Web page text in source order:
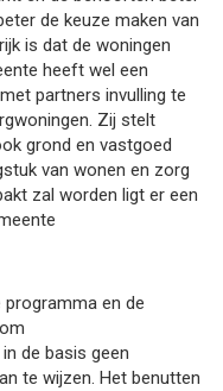
de keuze maken van
is dat de woningen
heeft wel een
partners invulling te
Zij stelt
grond en vastgoed
van wonen en zorg
zal worden ligt er een
programma en de
de basis geen
te wijzen. Het benutten